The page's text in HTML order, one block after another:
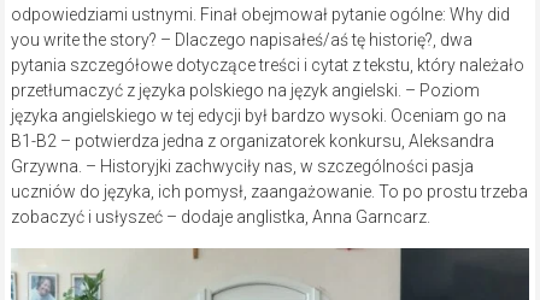
odpowiedziami ustnymi. Finał obejmował pytanie ogólne: Why did
you write the story? – Dlaczego napisałeś/aś tę historię?, dwa
pytania szczegółowe dotyczące treści i cytat z tekstu, który należało
przetłumaczyć z języka polskiego na język angielski. – Poziom
języka angielskiego w tej edycji był bardzo wysoki. Oceniam go na
B1-B2 – potwierdza jedna z organizatorek konkursu, Aleksandra
Grzywna. – Historyjki zachwyciły nas, w szczególności pasja
uczniów do języka, ich pomysł, zaangażowanie. To po prostu trzeba
zobaczyć i usłyszeć – dodaje anglistka, Anna Garncarz.